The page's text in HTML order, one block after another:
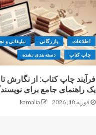
اطلاعات بازرگانی تبلیغاتی و
چاپ کتاب دسته‌بندی نشده
فرآیند چاپ کتاب: از نگارش تا
یک راهنمای جامع برای
فوریه 18, 2026 kamalia